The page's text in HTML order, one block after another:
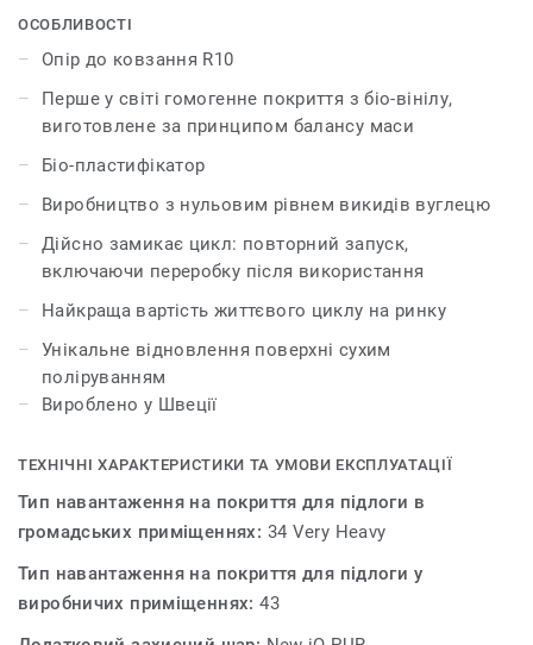
Таким чином, колекція iQ Natural пропонує
рішення для покриття для підлоги зі скороченням
викидів парникових газів на 60%*, якщо порівнювати
зі звичайним однорідним вініловим покриттям. iQ
Natural має один з найнижчих показників вуглецевого
сліду на ринку гнучких покриттів для підлоги.
Ця колекція є частиною нашої циклічної добірки.
*На основі модулів A, C і D (сценарій переробки)
(життєвий цикл без технічного обслуговування) для
нашого EPD №S-P-01508, порівняно з типовим EPD
ERF20180176-CCI1-EN зі сценарієм спалювання.
ОСОБЛИВОСТІ
Опір до ковзання R10
Перше у світі гомогенне покриття з біо-вінілу,
виготовлене за принципом балансу маси
Біо-пластифікатор
Виробництво з нульовим рівнем викидів вуглецю
Дійсно замикає цикл: повторний запуск,
включаючи переробку після використання
Найкраща вартість життєвого циклу на ринку
Унікальне відновлення поверхні сухим
поліруванням
Вироблено у Швеції
ТЕХНІЧНІ ХАРАКТЕРИСТИКИ ТА УМОВИ ЕКСПЛУАТАЦІЇ
Тип навантаження на покриття для підлоги в
громадських приміщеннях: 34 Very Heavy
Тип навантаження на покриття для підлоги у
виробничих приміщеннях:43